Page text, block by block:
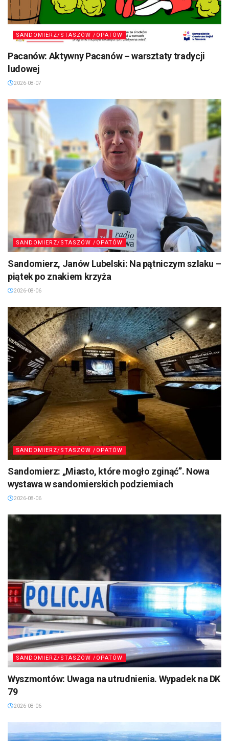
SANDOMIERZ/STASZÓW /OPATÓW
Pacanów: Aktywny Pacanów – warsztaty tradycji
ludowej
2026-08-07
SANDOMIERZ/STASZÓW /OPATÓW
Sandomierz, Janów Lubelski: Na pątniczym szlaku –
piątek po znakiem krzyża
2026-08-06
SANDOMIERZ/STASZÓW /OPATÓW
Sandomierz: „Miasto, które mogło zginąć”. Nowa
wystawa w sandomierskich podziemiach
2026-08-06
SANDOMIERZ/STASZÓW /OPATÓW
Wyszmontów: Uwaga na utrudnienia. Wypadek na DK
79
2026-08-06